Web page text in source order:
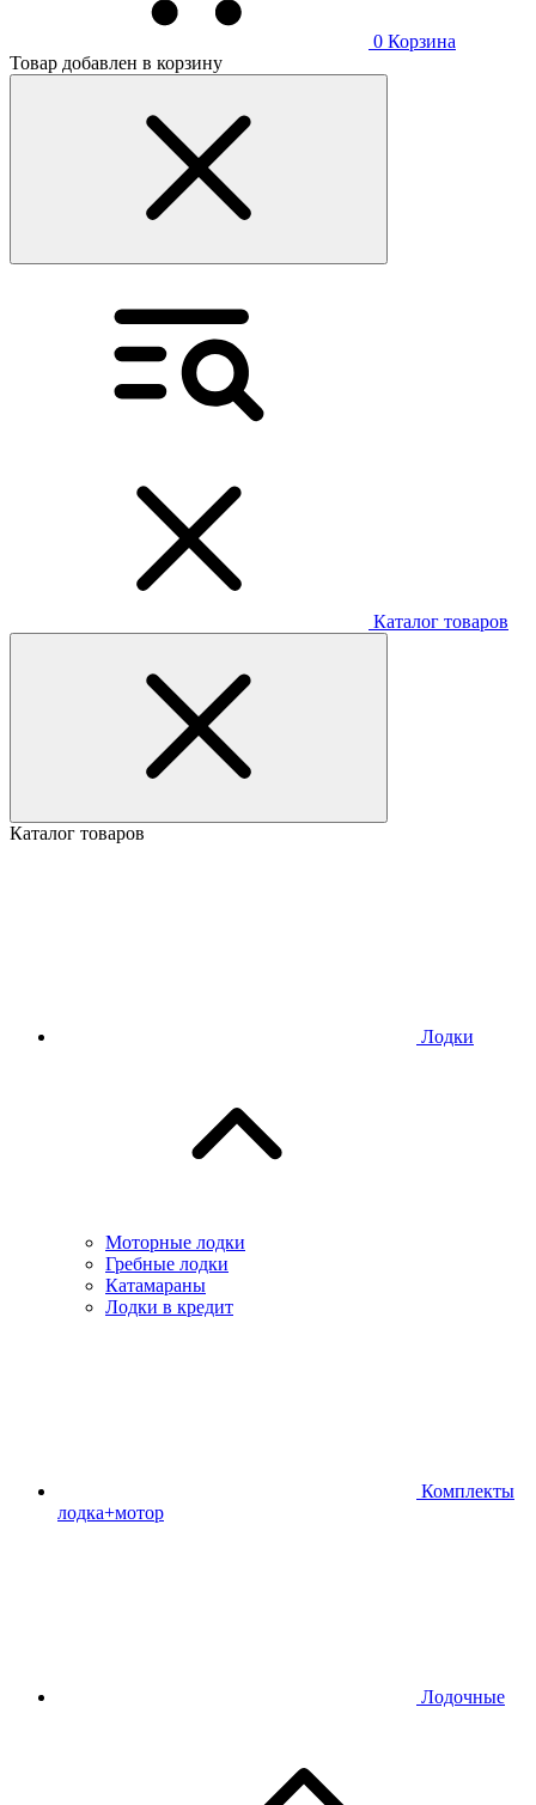
0 Корзина
Товар добавлен в корзину
Каталог товаров
Каталог товаров
Лодки
Моторные лодки
Гребные лодки
Катамараны
Лодки в кредит
Комплекты
лодка+мотор
Лодочные